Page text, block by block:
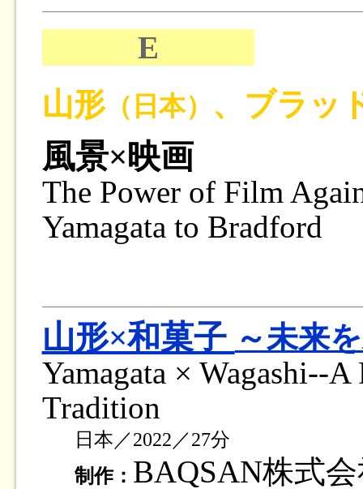
E
山形（日本） 、ブラッ
風景×映画
The Power of Film
Yamagata to Bradford
山形×和菓子 ～未来
Yamagata × Wagashi--
Tradition
日本／2022／27分
制作： BAQSAN株式